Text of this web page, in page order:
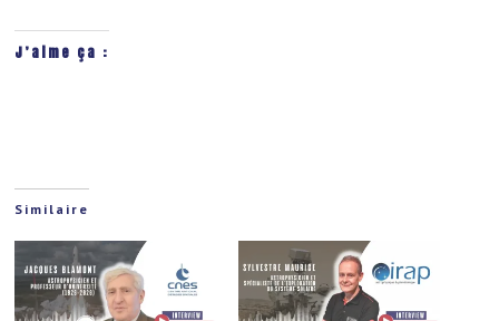
J’aime ça :
Similaire